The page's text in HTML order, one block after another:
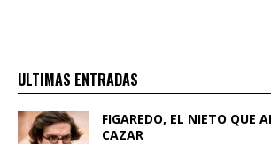
ULTIMAS ENTRADAS
FIGAREDO, EL NIETO QUE
CAZAR